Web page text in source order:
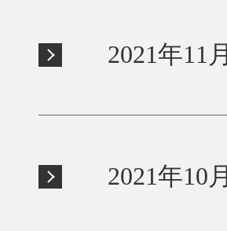
2021年11月
2021年10月